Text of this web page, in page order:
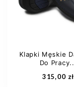
Dodaj do
Klapki Męskie
Do
315,00 zł